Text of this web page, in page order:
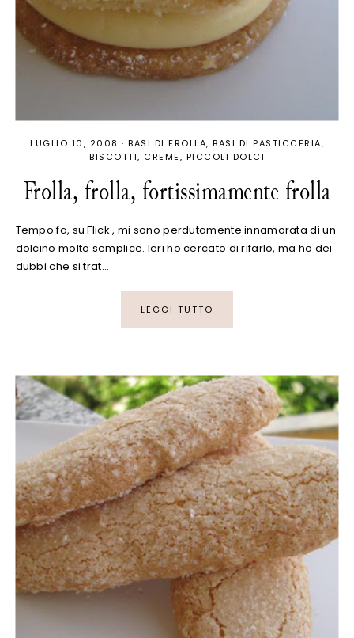
LUGLIO 10, 2008 · BASI DI FROLLA BASI DI PASTICCERIA
BISCOTTI
CREME PICCOLI DOLCI
Frolla, frolla, fortissimamente frolla
Tempo fa, su Flick , mi sono perdutamente innamorata di un
dolcino molto semplice. Ieri ho cercato di rifarlo, ma ho dei
dubbi che si trat…
LEGGI TUTTO